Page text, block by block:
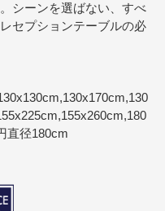
シーンを選ばない、すべ
セプションテーブルの必
直径180cm